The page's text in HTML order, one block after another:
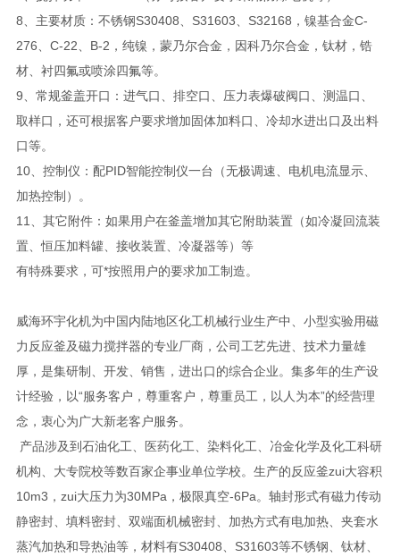
8、主要材质：不锈钢S30408、S31603、S32168，镍基合金C-
276、C-22、B-2，纯镍，蒙乃尔合金，因科乃尔合金，钛材，锆
材、衬四氟或喷涂四氟等。
9、常规釜盖开口：进气口、排空口、压力表爆破阀口、测温口、
取样口，还可根据客户要求增加固体加料口、冷却水进出口及出料
口等。
10、控制仪：配PID智能控制仪一台（无极调速、电机电流显示、
加热控制）。
11、其它附件：如果用户在釜盖增加其它附助装置（如冷凝回流装
置、恒压加料罐、接收装置、冷凝器等）等
有特殊要求，可*按照用户的要求加工制造。
威海环宇化机为中国内陆地区化工机械行业生产中、小型实验用磁
力反应釜及磁力搅拌器的专业厂商，公司工艺先进、技术力量雄
厚，是集研制、开发、销售，进出口的综合企业。集多年的生产设
计经验，以“服务客户，尊重客户，尊重员工，以人为本”的经营理
念，衷心为广大新老客户服务。
产品涉及到石油化工、医药化工、染料化工、冶金化学及化工科研
机构、大专院校等数百家企事业单位学校。生产的反应釜zui大容积
10m3，zui大压力为30MPa，极限真空-6Pa。轴封形式有磁力传动
静密封、填料密封、双端面机械密封、加热方式有电加热、夹套水
蒸汽加热和导热油等，材料有S30408、S31603等不锈钢、钛材、